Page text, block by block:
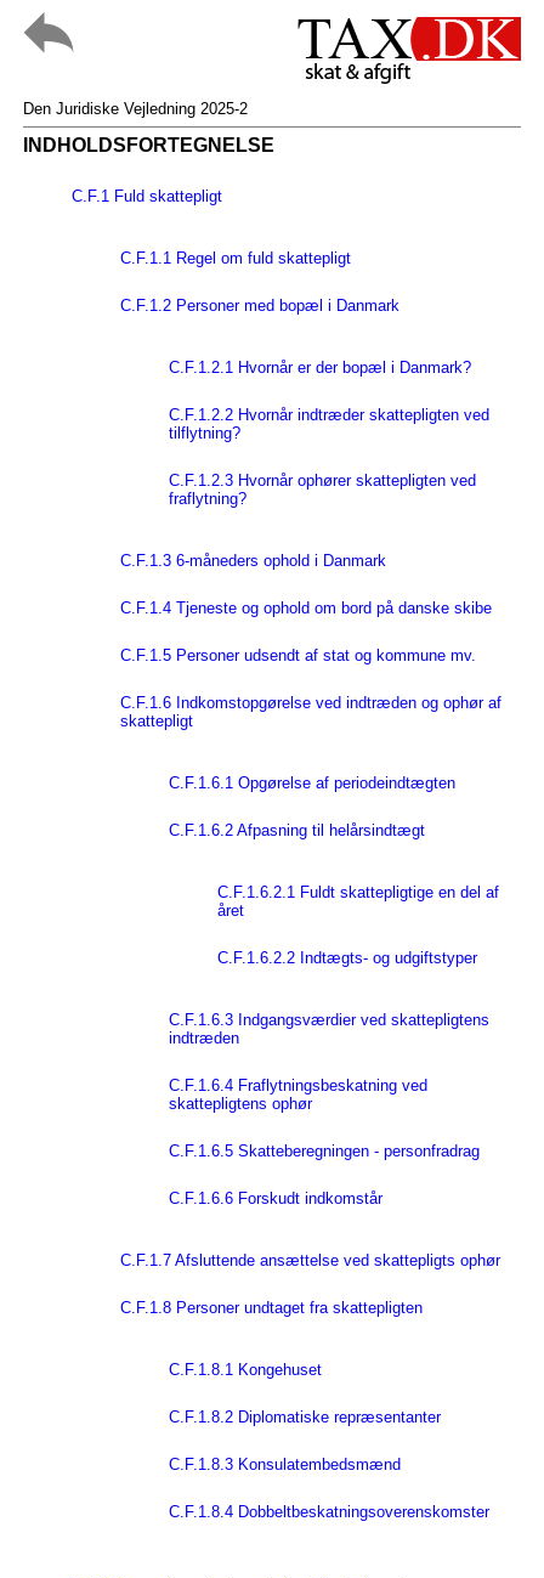
Den Juridiske Vejledning 2025-2
INDHOLDSFORTEGNELSE
C.F.1 Fuld skattepligt
C.F.1.1 Regel om fuld skattepligt
C.F.1.2 Personer med bopæl i Danmark
C.F.1.2.1 Hvornår er der bopæl i Danmark?
C.F.1.2.2 Hvornår indtræder skattepligten ved
tilflytning?
C.F.1.2.3 Hvornår ophører skattepligten ved
fraflytning?
C.F.1.3 6-måneders ophold i Danmark
C.F.1.4 Tjeneste og ophold om bord på danske skibe
C.F.1.5 Personer udsendt af stat og kommune mv.
C.F.1.6 Indkomstopgørelse ved indtræden og ophør af
skattepligt
C.F.1.6.1 Opgørelse af periodeindtægten
C.F.1.6.2 Afpasning til helårsindtægt
C.F.1.6.2.1 Fuldt skattepligtige en del af
året
C.F.1.6.2.2 Indtægts- og udgiftstyper
C.F.1.6.3 Indgangsværdier ved skattepligtens
indtræden
C.F.1.6.4 Fraflytningsbeskatning ved
skattepligtens ophør
C.F.1.6.5 Skatteberegningen - personfradrag
C.F.1.6.6 Forskudt indkomstår
C.F.1.7 Afsluttende ansættelse ved skattepligts ophør
C.F.1.8 Personer undtaget fra skattepligten
C.F.1.8.1 Kongehuset
C.F.1.8.2 Diplomatiske repræsentanter
C.F.1.8.3 Konsulatembedsmænd
C.F.1.8.4 Dobbeltbeskatningsoverenskomster